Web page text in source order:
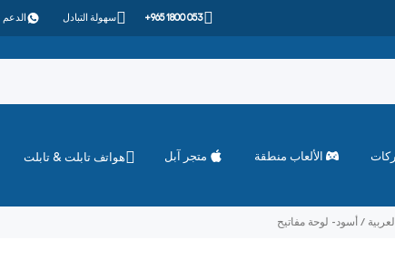
+965 1800 053 سهولة التبادل
الألعاب منطقة متجر آبل هواتف تابلت & تابلت